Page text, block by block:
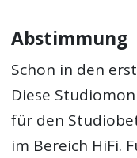
Abstimmung
Schon in den
Diese
für den
im Bereich HiFi.